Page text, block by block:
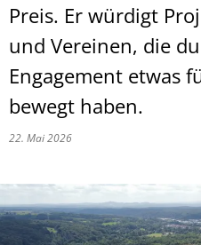
Preis. Er würdigt
und Vereinen, die
Engagement etwas
bewegt haben.
22. Mai 2026